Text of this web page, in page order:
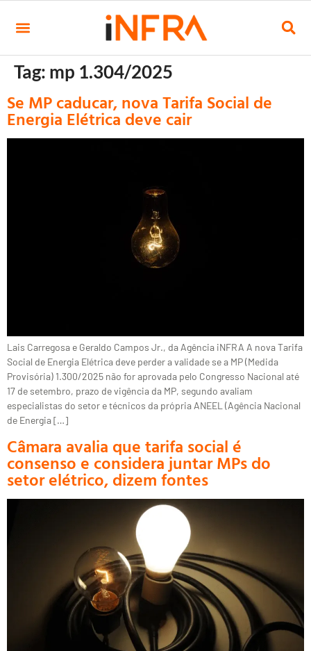
Tag: mp 1.304/2025
Se MP caducar, nova Tarifa Social de
Energia Elétrica deve cair
Lais Carregosa e Geraldo Campos Jr., da Agência iNFRA A nova Tarifa
Social de Energia Elétrica deve perder a validade se a MP (Medida
Provisória) 1.300/2025 não for aprovada pelo Congresso Nacional até
17 de setembro, prazo de vigência da MP, segundo avaliam
especialistas do setor e técnicos da própria ANEEL (Agência Nacional
de Energia […]
Câmara avalia que tarifa social é
consenso e considera juntar MPs do
setor elétrico, dizem fontes